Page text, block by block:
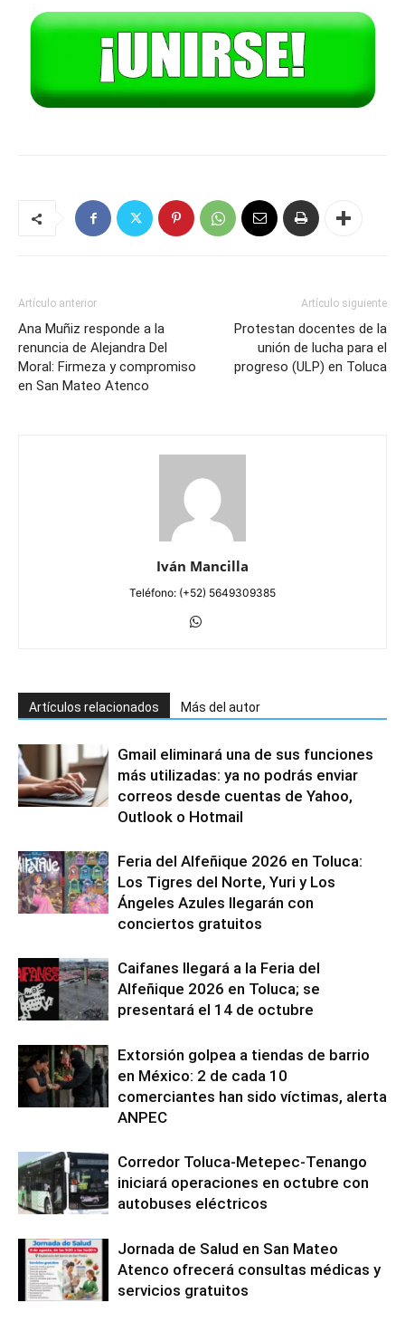
Artículo anterior
Ana Muñiz responde a la
renuncia de Alejandra Del
Moral: Firmeza y compromiso
en San Mateo Atenco
Artículo siguiente
Protestan docentes de la
unión de lucha para el
progreso (ULP) en Toluca
Iván Mancilla
Teléfono: (+52) 5649309385
Artículos relacionados Más del autor
Gmail eliminará una de sus funciones
más utilizadas: ya no podrás enviar
correos desde cuentas de Yahoo,
Outlook o Hotmail
Feria del Alfeñique 2026 en Toluca:
Los Tigres del Norte, Yuri y Los
Ángeles Azules llegarán con
conciertos gratuitos
Caifanes llegará a la Feria del
Alfeñique 2026 en Toluca; se
presentará el 14 de octubre
Extorsión golpea a tiendas de barrio
en México: 2 de cada 10
comerciantes han sido víctimas, alerta
ANPEC
Corredor Toluca-Metepec-Tenango
iniciará operaciones en octubre con
autobuses eléctricos
Jornada de Salud en San Mateo
Atenco ofrecerá consultas médicas y
servicios gratuitos